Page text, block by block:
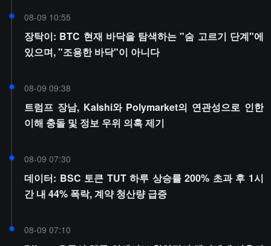
08-09 10:55
장탁이: BTC 현재 바닥을 탐색하는 "숨 고르기 단계"에
있으며, "조용한 바닥"이 아니다
08-09 09:38
트럼프 장남, Kalshi와 Polymarket의 연관성으로 인한
이해 충돌 및 정보 우위 의혹 제기
08-09 07:30
데이터: BSC 토큰 TUT 하루 상승률 200% 초과 후 1시
간 내 44% 폭락, 계약 청산량 급증
08-09 07:10